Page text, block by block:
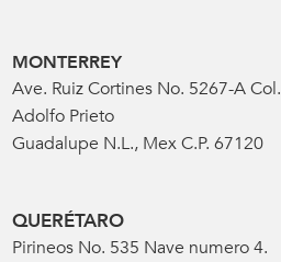
MONTERREY
Ave. Ruiz Cortines No. 5267-A Col.
Adolfo Prieto
Guadalupe N.L., Mex C.P. 67120
QUERÉTARO
Pirineos No. 535 Nave numero 4.